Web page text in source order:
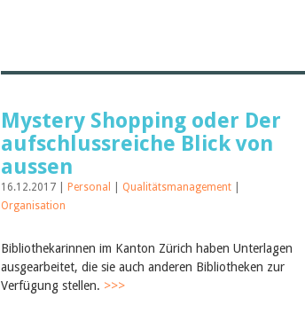
Mystery Shopping oder Der
aufschlussreiche Blick von
aussen
16.12.2017 | Personal Qualitätsmanagement
Organisation
Bibliothekarinnen im Kanton Zürich haben Unterlagen
ausgearbeitet, die sie auch anderen Bibliotheken zur
Verfügung stellen. >>>